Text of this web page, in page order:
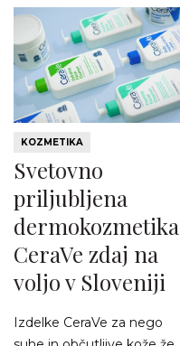
KOZMETIKA
Svetovno
priljubljena
dermokozmetika
CeraVe zdaj na
voljo v Sloveniji
Izdelke CeraVe za nego